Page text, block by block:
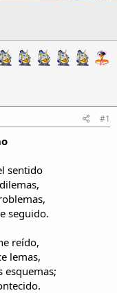
#1
sentido
seguido.
reído,
lemas,
esquemas;